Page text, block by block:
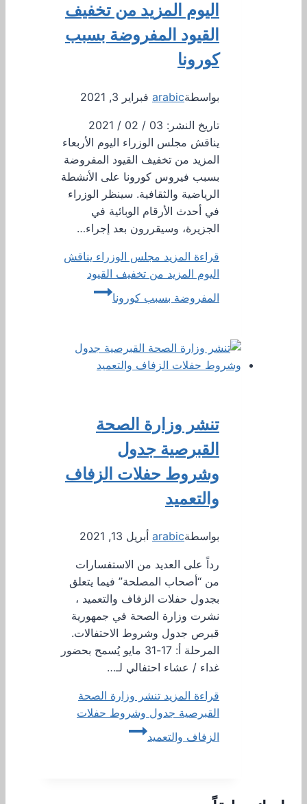
اليوم المزيد من تخفيف
القيود المفروضة بسبب
كورونا
بواسطةarabic فبراير 3, 2021
تاريخ النشر: 03 / 02 / 2021
يناقش مجلس الوزراء اليوم الأربعاء
المزيد من تخفيف القيود المفروضة
بسبب فيروس كورونا على الأنشطة
الرياضية والثقافية. سينظر الوزراء
في أحدث الأرقام الوبائية في
الجزيرة، وسيقررون بعد إجراء…
قراءة المزيد مجلس الوزراء يناقش
اليوم المزيد من تخفيف القيود
المفروضة بسبب كورونا
تنشر وزارة الصحة
القبرصية جدول
وشروط حفلات الزفاف
والتعميد
بواسطةarabic أبريل 13, 2021
رداً على العديد من الاستفسارات
من “أصحاب المصلحة” فيما يتعلق
بجدول حفلات الزفاف والتعميد ،
نشرت وزارة الصحة في جمهورية
قبرص جدول وشروط الاحتفالات.
المرحلة أ: 17-31 مايو يُسمح بحضور
غداء / عشاء احتفالي لـ…
قراءة المزيد تنشر وزارة الصحة
القبرصية جدول وشروط حفلات
الزفاف والتعميد